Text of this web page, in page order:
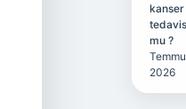
kanser
mu ?
2026